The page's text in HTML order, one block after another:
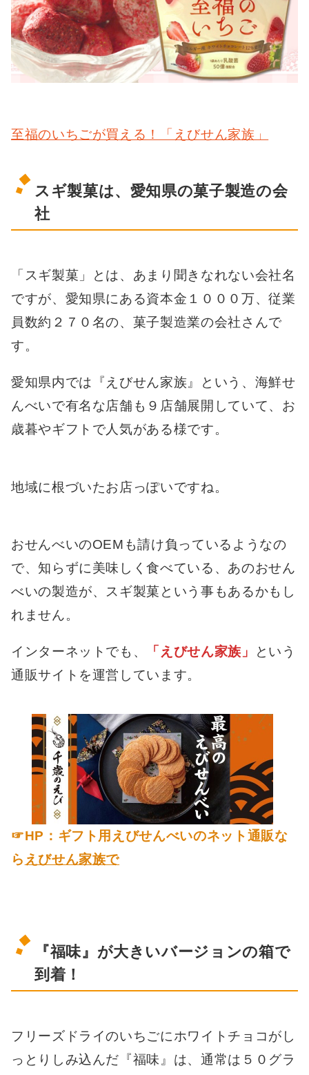
至福のいちごが買える！「えびせん家族」
スギ製菓は、愛知県の菓子製造の会
社
「スギ製菓」とは、あまり聞きなれない会社名
ですが、愛知県にある資本金１０００万、従業
員数約２７０名の、菓子製造業の会社さんで
す。
愛知県内では『えびせん家族』という、海鮮せ
んべいで有名な店舗も９店舗展開していて、お
歳暮やギフトで人気がある様です。
地域に根づいたお店っぽいですね。
おせんべいのOEMも請け負っているようなの
で、知らずに美味しく食べている、あのおせん
べいの製造が、スギ製菓という事もあるかもし
れません。
インターネットでも、 「えびせん家族」
という
通販サイトを運営しています。
☞HP：ギフト用えびせんべいのネット通販な
ら えびせん家族で
『福味』が大きいバージョンの箱で
到着！
フリーズドライのいちごにホワイトチョコがし
っとりしみ込んだ『福味』は、通常は５０グラ